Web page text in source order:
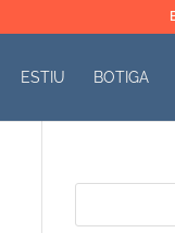
ESTIU BOTIGA